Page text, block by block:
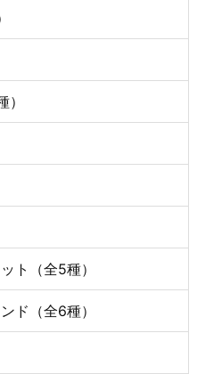
ト（全5種）
ド（全6種）